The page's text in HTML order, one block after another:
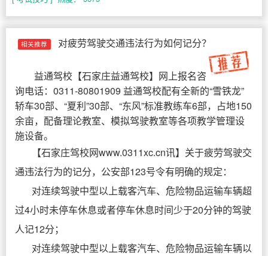
相关推荐 对疲劳驾驶交通违法行为如何记分？
益通驾校 【石家庄益通驾校】网上报名咨
询电话：0311-80801909 益通驾校配有全新的“雪铁龙”
轿车30部、“夏利”30部、“东风”标准教练车6部，占地150
余亩，配备理论教室、模拟驾驶教室等各项教学管理设
施设备。
【石家庄驾校网www.0311xc.cn讯】关于疲劳驾驶交
通违法行为的记分，公安部123号令有明确的规定：
对连续驾驶中型以上载客汽车、危险物品运输车辆超
过4小时未停车休息或者停车休息时间少于20分钟的驾驶
人记12分；
对连续驾驶中型以上载客汽车、危险物品运输车辆以